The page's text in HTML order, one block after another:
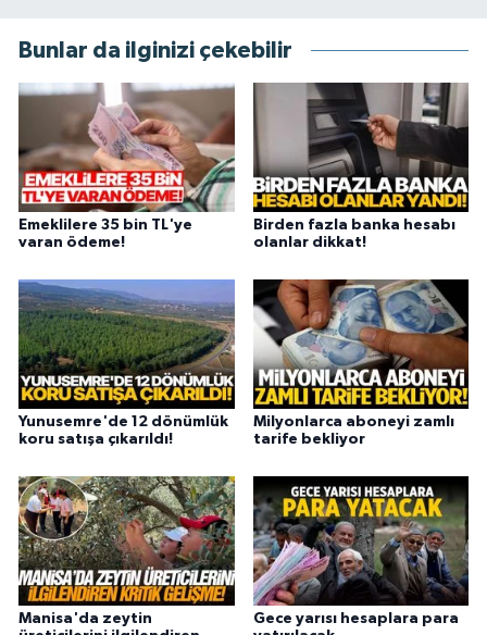
Bunlar da ilginizi çekebilir
Emeklilere 35 bin TL'ye
varan ödeme!
Birden fazla banka hesabı
olanlar dikkat!
Yunusemre'de 12 dönümlük
koru satışa çıkarıldı!
Milyonlarca aboneyi zamlı
tarife bekliyor
Manisa'da zeytin
Gece yarısı hesaplara para